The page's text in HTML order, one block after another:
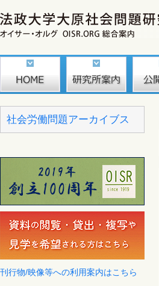
社会労働問題アーカイブス
刊行物/映像等への利用案内はこちら